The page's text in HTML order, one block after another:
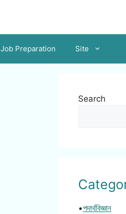
Job Preparation Site
Search
•পদার্থবিজ্ঞান